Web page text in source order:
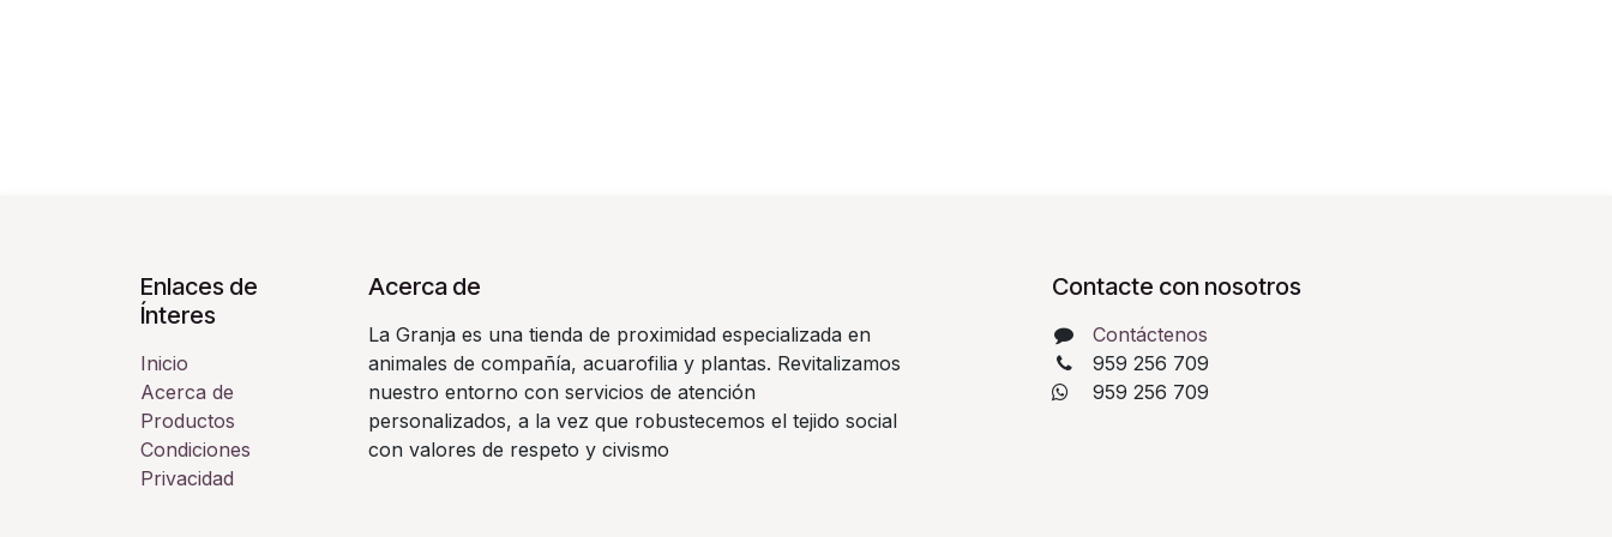
Enlaces de
Ínteres
Inicio
Acerca de
Productos
Condiciones
Privacidad
Acerca de
La Granja es una tienda de proximidad especializada en
animales de compañía, acuarofilia y plantas. Revitalizamos
nuestro entorno con servicios de atención
personalizados, a la vez que robustecemos el tejido social
con valores de respeto y civismo
Contacte con nosotros
Contáctenos
959 256 709
​ 959 256 709